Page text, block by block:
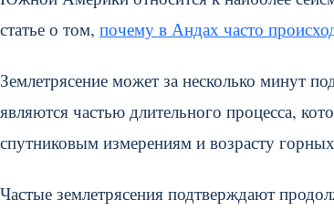
статье о том, почему в Андах часто
Землетрясение может за несколько минут
являются частью длительного процесса,
спутниковым измерениям и возрасту
Частые землетрясения подтверждают